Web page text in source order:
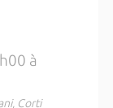
à
Corti